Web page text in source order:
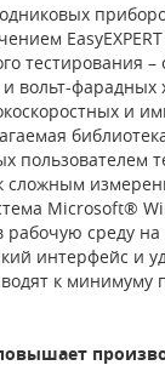
тестирования –
вольт-фарадных
и
пользователем
сложным
Microsoft®
рабочую среду
интерфейс и
к минимуму
повышает